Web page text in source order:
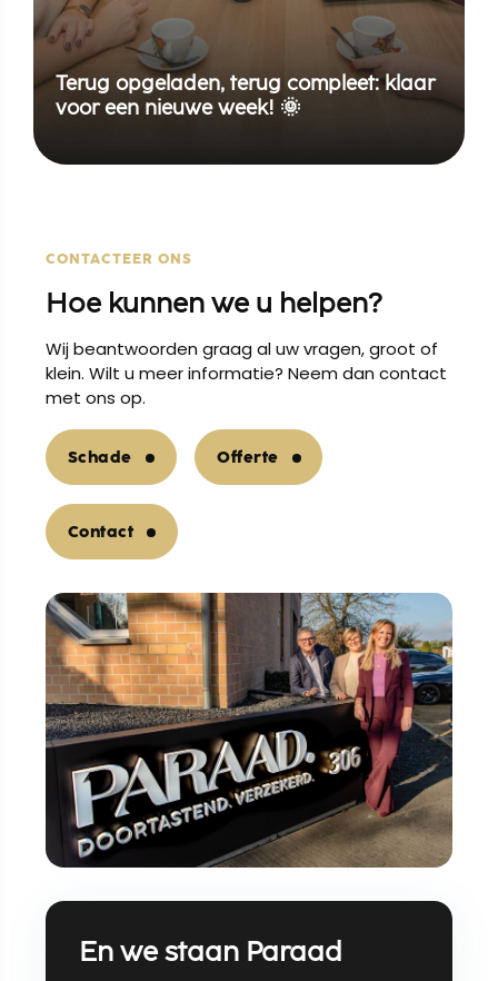
Terug opgeladen, terug compleet: klaar
voor een nieuwe week! 🌞
CONTACTEER ONS
Hoe kunnen we u helpen?
Wij beantwoorden graag al uw vragen, groot of
klein. Wilt u meer informatie? Neem dan contact
met ons op.
Schade Offerte
Contact
En we staan Paraad